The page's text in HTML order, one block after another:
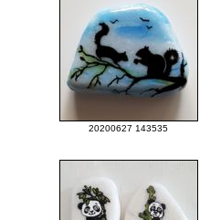
20200627 143535